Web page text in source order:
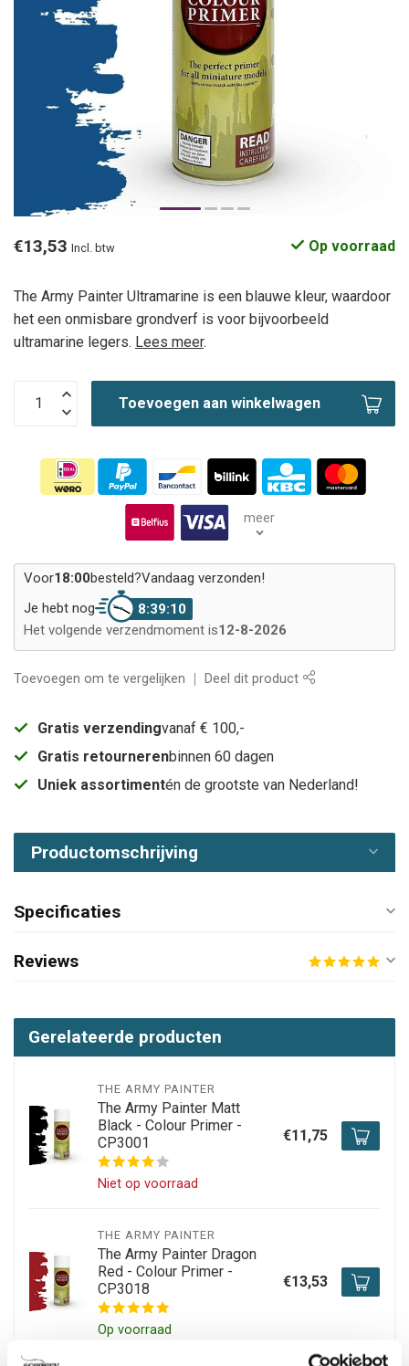
€13,53 Incl. btw Op voorraad
The Army Painter Ultramarine is een blauwe kleur, waardoor
het een onmisbare grondverf is voor bijvoorbeeld
ultramarine legers. Lees meer.
Toevoegen aan winkelwagen
meer
Voor18:00besteld?Vandaag verzonden!
Je hebt nog
8:39:10
Het volgende verzendmoment is12-8-2026
Toevoegen om te vergelijken Deel dit product
Gratis verzendingvanaf € 100,-
Gratis retournerenbinnen 60 dagen
Uniek assortimentén de grootste van Nederland!
Productomschrijving
Specificaties
Reviews
Gerelateerde producten
THE ARMY PAINTER
The Army Painter Matt
Black - Colour Primer -
CP3001
Niet op voorraad
€11,75
THE ARMY PAINTER
The Army Painter Dragon
Red - Colour Primer -
CP3018
Op voorraad
€13,53